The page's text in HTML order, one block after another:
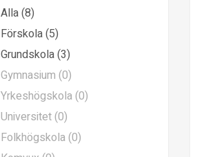
Alla (8)
Förskola (5)
Grundskola (3)
Gymnasium (0)
Yrkeshögskola (0)
Universitet (0)
Folkhögskola (0)